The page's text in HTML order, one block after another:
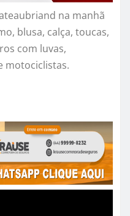
na manhã
blusa, calça, toucas,
com luvas,
motociclistas.